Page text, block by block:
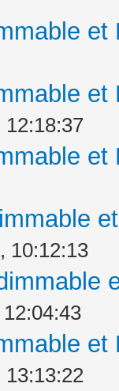
12:18:37
10:12:13
13:13:22